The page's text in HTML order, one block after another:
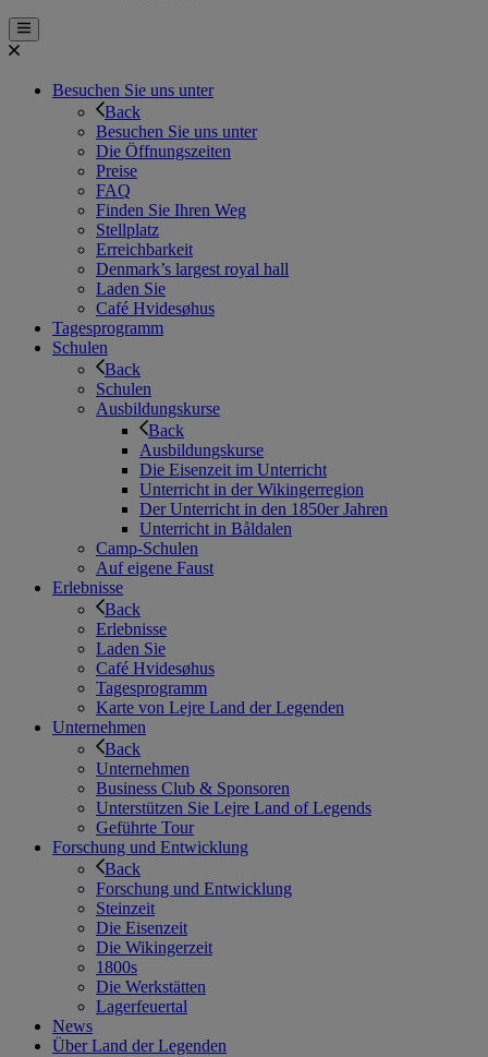
Besuchen Sie uns unter
Back
Besuchen Sie uns unter
Die Öffnungszeiten
Preise
FAQ
Finden Sie Ihren Weg
Stellplatz
Erreichbarkeit
Denmark’s largest royal hall
Laden Sie
Café Hvidesøhus
Tagesprogramm
Schulen
Back
Schulen
Ausbildungskurse
Back
Ausbildungskurse
Die Eisenzeit im Unterricht
Unterricht in der Wikingerregion
Der Unterricht in den 1850er Jahren
Unterricht in Båldalen
Camp-Schulen
Auf eigene Faust
Erlebnisse
Back
Erlebnisse
Laden Sie
Café Hvidesøhus
Tagesprogramm
Karte von Lejre Land der Legenden
Unternehmen
Back
Unternehmen
Business Club & Sponsoren
Unterstützen Sie Lejre Land of Legends
Geführte Tour
Forschung und Entwicklung
Back
Forschung und Entwicklung
Steinzeit
Die Eisenzeit
Die Wikingerzeit
1800s
Die Werkstätten
Lagerfeuertal
News
Über Land der Legenden